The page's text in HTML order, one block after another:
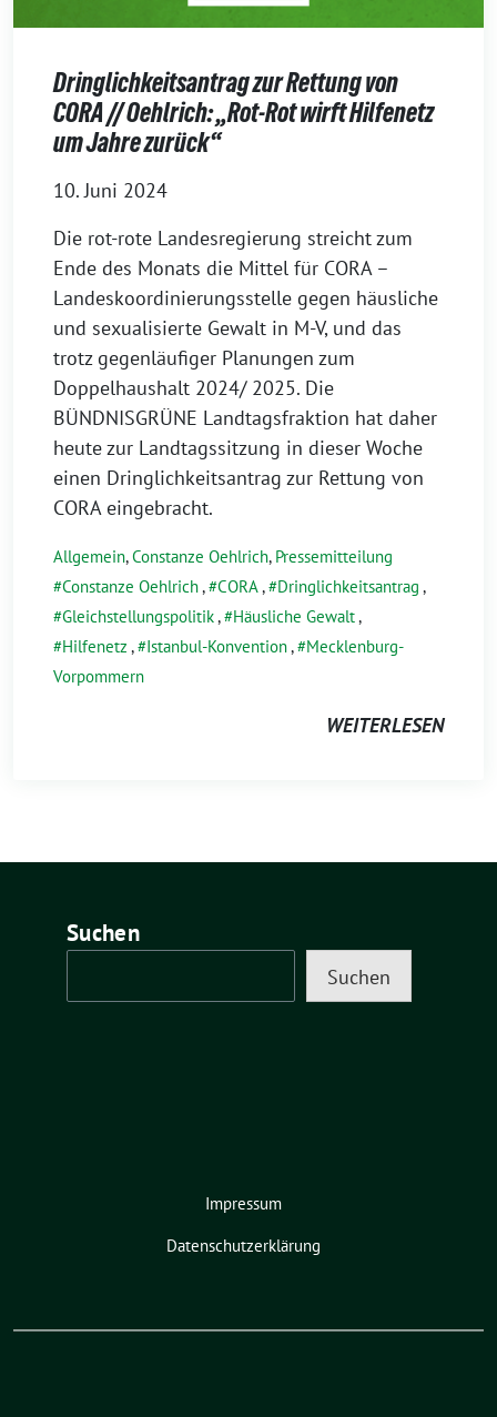
Dringlichkeitsantrag zur Rettung von
CORA // Oehlrich: „Rot-Rot wirft Hilfenetz
um Jahre zurück“
10. Juni 2024
Die rot-rote Landesregierung streicht zum
Ende des Monats die Mittel für CORA –
Landeskoordinierungsstelle gegen häusliche
und sexualisierte Gewalt in M-V, und das
trotz gegenläufiger Planungen zum
Doppelhaushalt 2024/ 2025. Die
BÜNDNISGRÜNE Landtagsfraktion hat daher
heute zur Landtagssitzung in dieser Woche
einen Dringlichkeitsantrag zur Rettung von
CORA eingebracht.
Allgemein,Constanze Oehlrich, Pressemitteilung
Constanze Oehlrich, CORA, Dringlichkeitsantrag ,
Gleichstellungspolitik, Häusliche Gewalt,
Hilfenetz , Istanbul-Konvention,
Mecklenburg-
Vorpommern
WEITERLESEN
Suchen
Suchen
Impressum
Datenschutzerklärung